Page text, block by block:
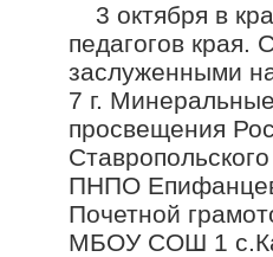
3 октября в
педагогов края.
заслуженными
7 г.
просвещения
ПНПО
Почетной
МБОУ СОШ 1